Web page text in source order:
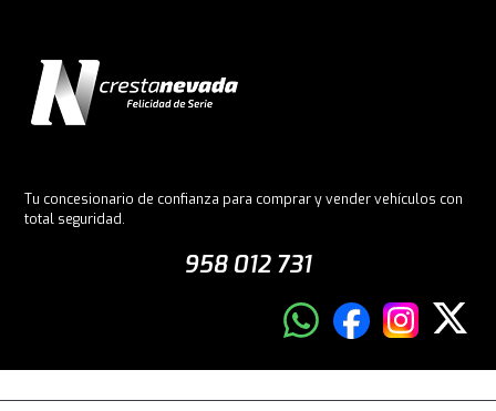
Tu concesionario de confianza para comprar y vender vehículos con
total seguridad.
958 012 731